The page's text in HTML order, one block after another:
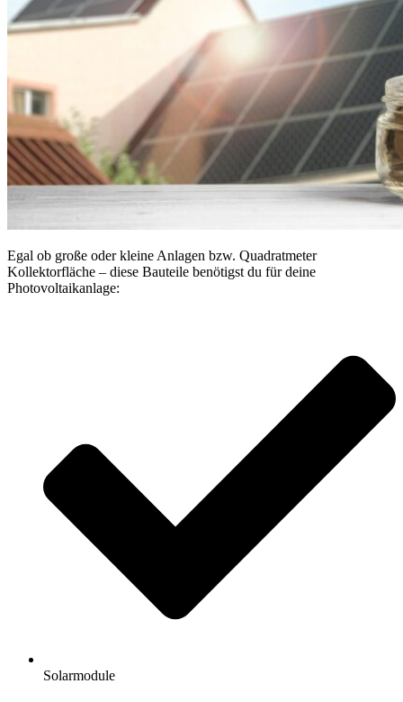
Egal ob große oder kleine Anlagen bzw. Quadratmeter
Kollektorfläche – diese Bauteile benötigst du für deine
Photovoltaikanlage:
Solarmodule